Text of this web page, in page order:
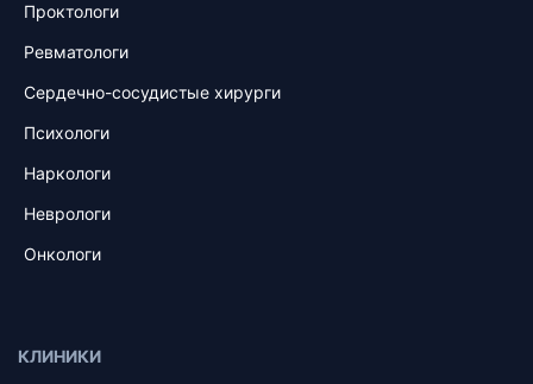
Проктологи
Ревматологи
Сердечно-сосудистые хирурги
Психологи
Наркологи
Неврологи
Онкологи
КЛИНИКИ